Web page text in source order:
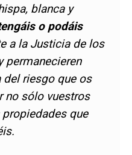
blanca y
o podáis
a la Justicia de los
permanecieren
riesgo que os
no sólo vuestros
que